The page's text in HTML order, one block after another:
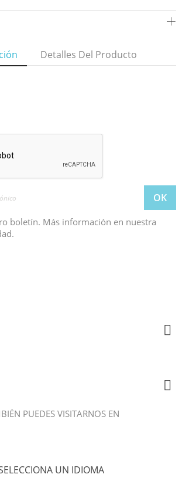
Detalles Del Producto
boletín. Más información en nuestra
PUEDES VISITARNOS EN
UN IDIOMA